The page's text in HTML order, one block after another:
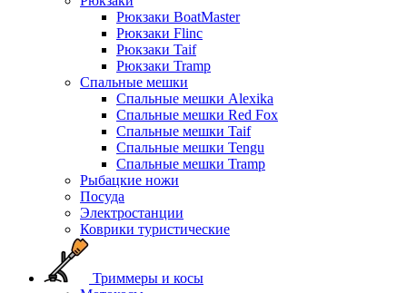
Рюкзаки BoatMaster
Рюкзаки Flinc
Рюкзаки Taif
Рюкзаки Tramp
Спальные мешки
Спальные мешки Alexika
Спальные мешки Red Fox
Спальные мешки Taif
Спальные мешки Tengu
Спальные мешки Tramp
Рыбацкие ножи
Посуда
Электростанции
Коврики туристические
Триммеры и косы